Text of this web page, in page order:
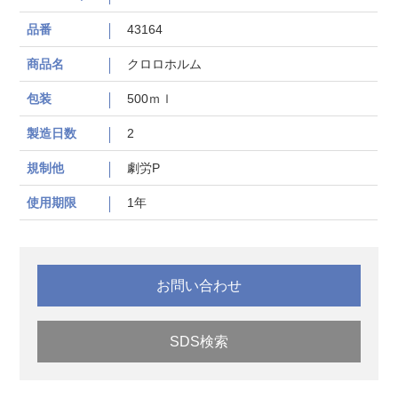
品番 43164
商品名 クロロホルム
包装 500ｍｌ
製造日数 2
規制他 劇労P
使用期限 1年
お問い合わせ
SDS検索